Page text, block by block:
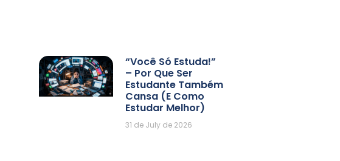
“Você Só Estuda!”
– Por Que Ser
Estudante Também
Cansa (e Como
Estudar Melhor)
31 de July de 2026